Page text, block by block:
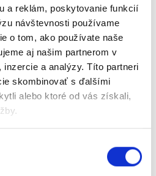
a reklám, poskytovanie funkcií
návštevnosti používame
o tom, ako používate naše
aj našim partnerom v
a analýzy. Títo partneri
skombinovať s ďalšími
alebo ktoré od vás získali,
platforiem v
odvetví hospodárstva
len „výzva“).
30.07.2018
článok